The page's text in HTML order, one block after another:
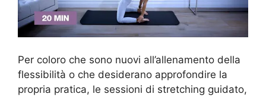
Per coloro che sono nuovi all’allenamento della
flessibilità o che desiderano approfondire la
propria pratica, le sessioni di stretching guidato,